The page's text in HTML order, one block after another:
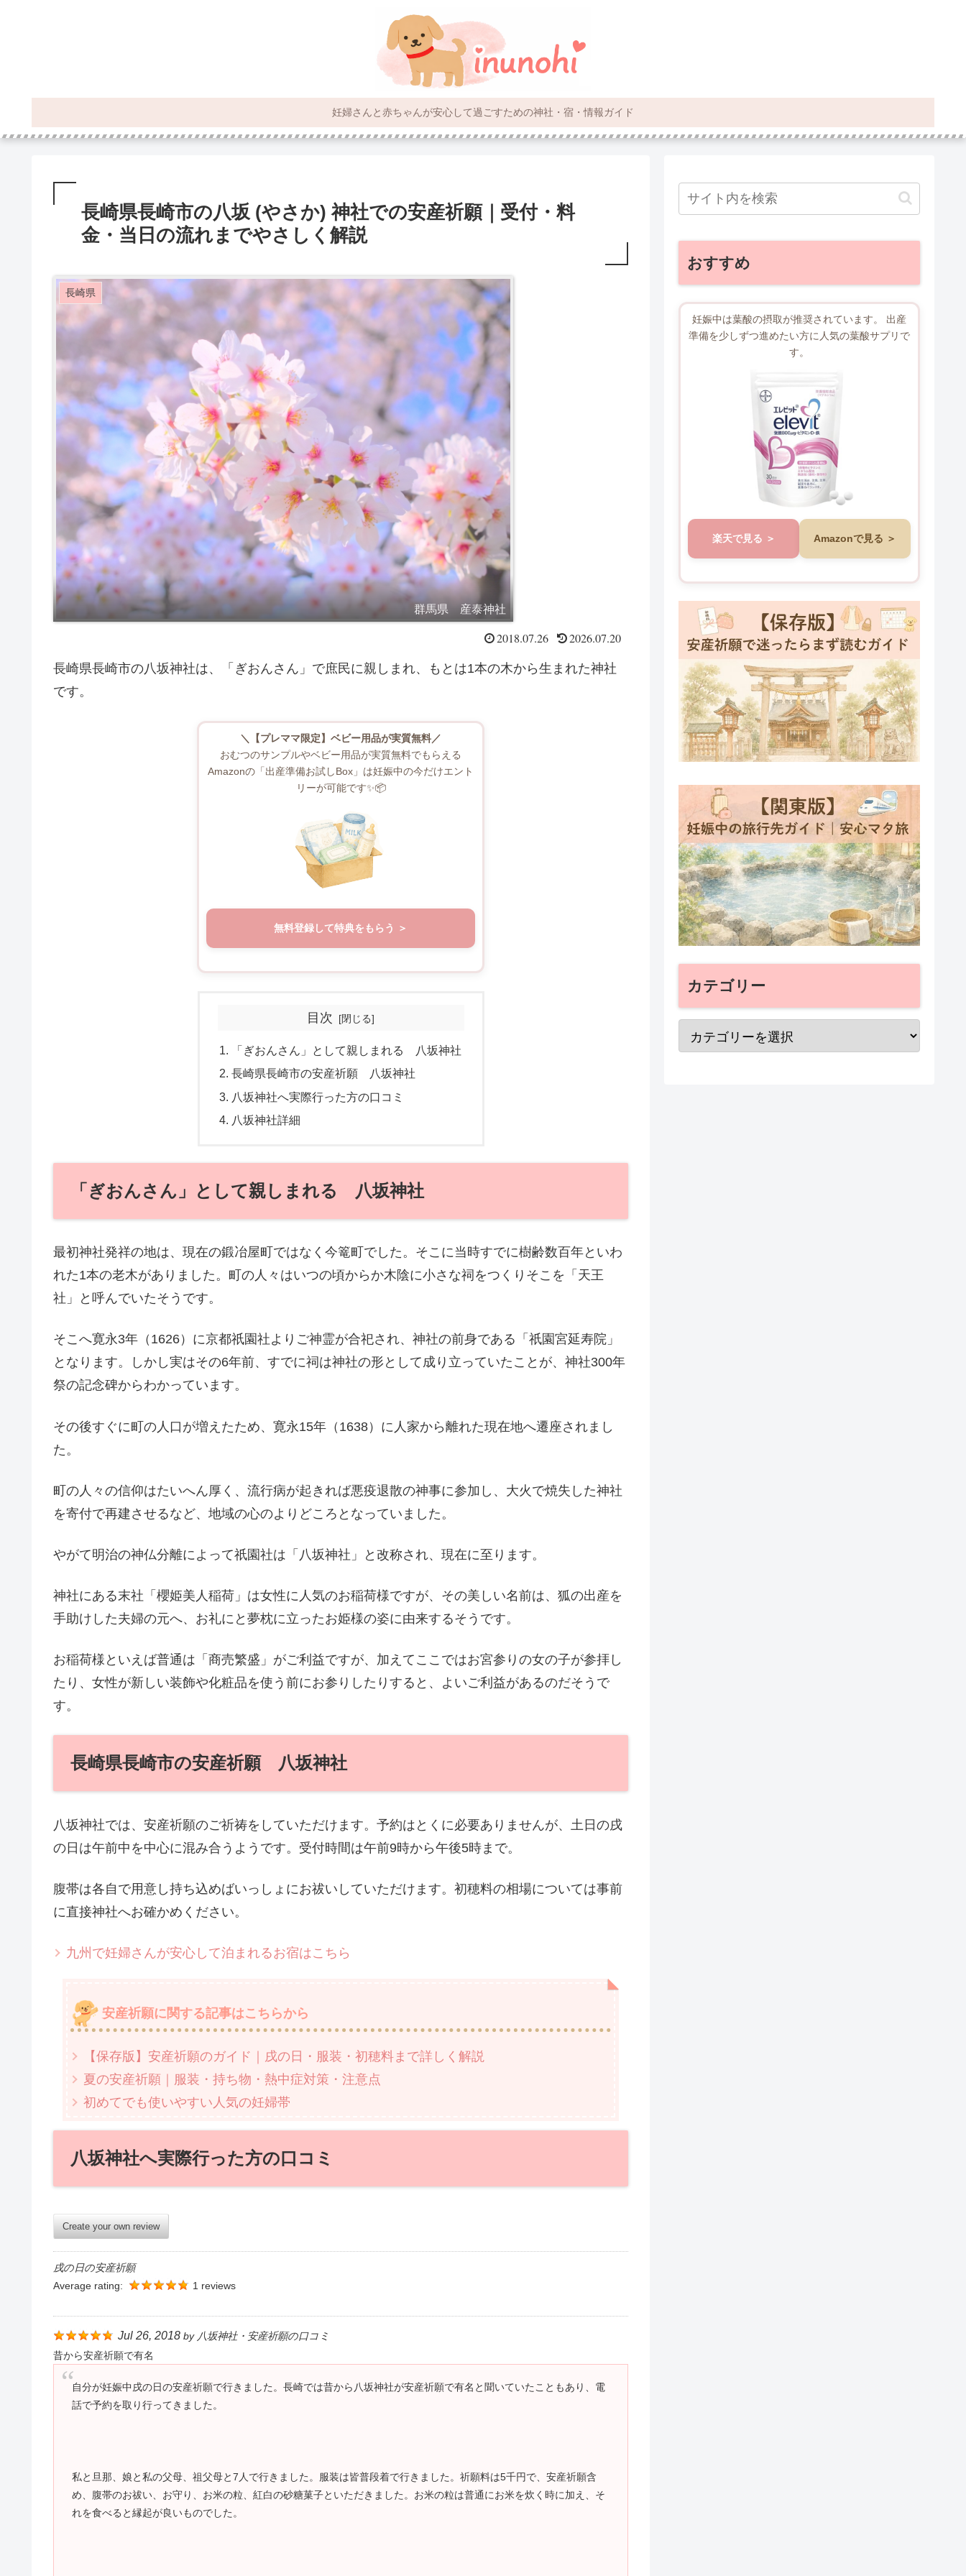
妊婦さんと赤ちゃんが安心して過ごすための神社・宿・情報ガイド
長崎県長崎市の八坂 (やさか) 神社での安産祈願｜受付・料
金・当日の流れまでやさしく解説
長崎県
群馬県 産泰神社
2018.07.26 2026.07.20
長崎県長崎市の八坂神社は、「ぎおんさん」で庶民に親しまれ、もとは1本の木から生まれた神社
です。
＼【プレママ限定】ベビー用品が実質無料／
おむつのサンプルやベビー用品が実質無料でもらえる
Amazonの「出産準備お試しBox」は妊娠中の今だけエント
リーが可能です✨📦
無料登録して特典をもらう
目次
「ぎおんさん」として親しまれる 八坂神社
長崎県長崎市の安産祈願 八坂神社
八坂神社へ実際行った方の口コミ
八坂神社詳細
「ぎおんさん」として親しまれる 八坂神社
最初神社発祥の地は、現在の鍛冶屋町ではなく今篭町でした。そこに当時すでに樹齢数百年といわ
れた1本の老木がありました。町の人々はいつの頃からか木陰に小さな祠をつくりそこを「天王
社」と呼んでいたそうです。
そこへ寛永3年（1626）に京都祇園社よりご神霊が合祀され、神社の前身である「祇園宮延寿院」
となります。しかし実はその6年前、すでに祠は神社の形として成り立っていたことが、神社300年
祭の記念碑からわかっています。
その後すぐに町の人口が増えたため、寛永15年（1638）に人家から離れた現在地へ遷座されまし
た。
町の人々の信仰はたいへん厚く、流行病が起きれば悪疫退散の神事に参加し、大火で焼失した神社
を寄付で再建させるなど、地域の心のよりどころとなっていました。
やがて明治の神仏分離によって祇園社は「八坂神社」と改称され、現在に至ります。
神社にある末社「櫻姫美人稲荷」は女性に人気のお稲荷様ですが、その美しい名前は、狐の出産を
手助けした夫婦の元へ、お礼にと夢枕に立ったお姫様の姿に由来するそうです。
お稲荷様といえば普通は「商売繁盛」がご利益ですが、加えてここではお宮参りの女の子が参拝し
たり、女性が新しい装飾や化粧品を使う前にお参りしたりすると、よいご利益があるのだそうで
す。
長崎県長崎市の安産祈願 八坂神社
八坂神社では、安産祈願のご祈祷をしていただけます。予約はとくに必要ありませんが、土日の戌
の日は午前中を中心に混み合うようです。受付時間は午前9時から午後5時まで。
腹帯は各自で用意し持ち込めばいっしょにお祓いしていただけます。初穂料の相場については事前
に直接神社へお確かめください。
九州で妊婦さんが安心して泊まれるお宿はこちら
安産祈願に関する記事はこちらから
【保存版】安産祈願のガイド｜戌の日・服装・初穂料まで詳しく解説
夏の安産祈願｜服装・持ち物・熱中症対策・注意点
初めてでも使いやすい人気の妊婦帯
八坂神社へ実際行った方の口コミ
Create your own review
戌の日の安産祈願
Average rating:
1 reviews
Jul 26, 2018 by 八坂神社・安産祈願の口コミ
昔から安産祈願で有名
自分が妊娠中戌の日の安産祈願で行きました。長崎では昔から八坂神社が安産祈願で有名と聞いていたこともあり、電
話で予約を取り行ってきました。
私と旦那、娘と私の父母、祖父母と7人で行きました。服装は皆普段着で行きました。祈願料は5千円で、安産祈願含
め、腹帯のお祓い、お守り、お米の粒、紅白の砂糖菓子といただきました。お米の粒は普通にお米を炊く時に加え、そ
れを食べると縁起が良いものでした。
おすすめ
妊娠中は葉酸の摂取が推奨されています。 出産
準備を少しずつ進めたい方に人気の葉酸サプリで
す。
楽天で見る Amazonで見る
カテゴリー